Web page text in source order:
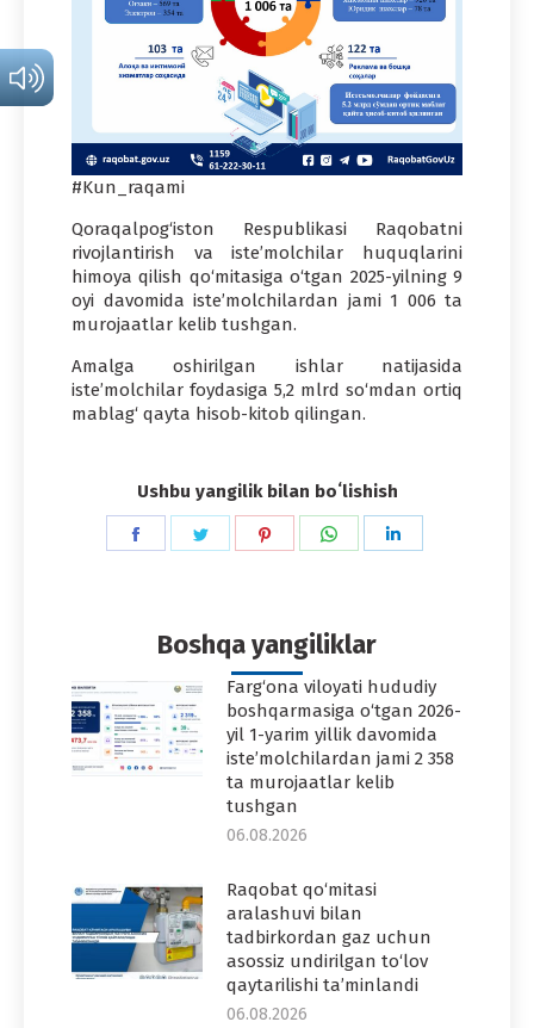
#Kun_raqami
Qoraqalpog‘iston Respublikasi Raqobatni
rivojlantirish va iste’molchilar huquqlarini
himoya qilish qo‘mitasiga o‘tgan 2025-yilning 9
oyi davomida iste’molchilardan jami 1 006 ta
murojaatlar kelib tushgan.
Amalga oshirilgan ishlar natijasida
iste’molchilar foydasiga 5,2 mlrd so‘mdan ortiq
mablag‘ qayta hisob-kitob qilingan.
Ushbu yangilik bilan boʻlishish
Share
Share
Share
Share
Boshqa yangiliklar
Farg‘ona viloyati hududiy
boshqarmasiga o‘tgan 2026-
yil 1-yarim yillik davomida
iste’molchilardan jami 2 358
ta murojaatlar kelib
tushgan
06.08.2026
Raqobat qo‘mitasi
aralashuvi bilan
tadbirkordan gaz uchun
asossiz undirilgan to‘lov
qaytarilishi ta’minlandi
06.08.2026